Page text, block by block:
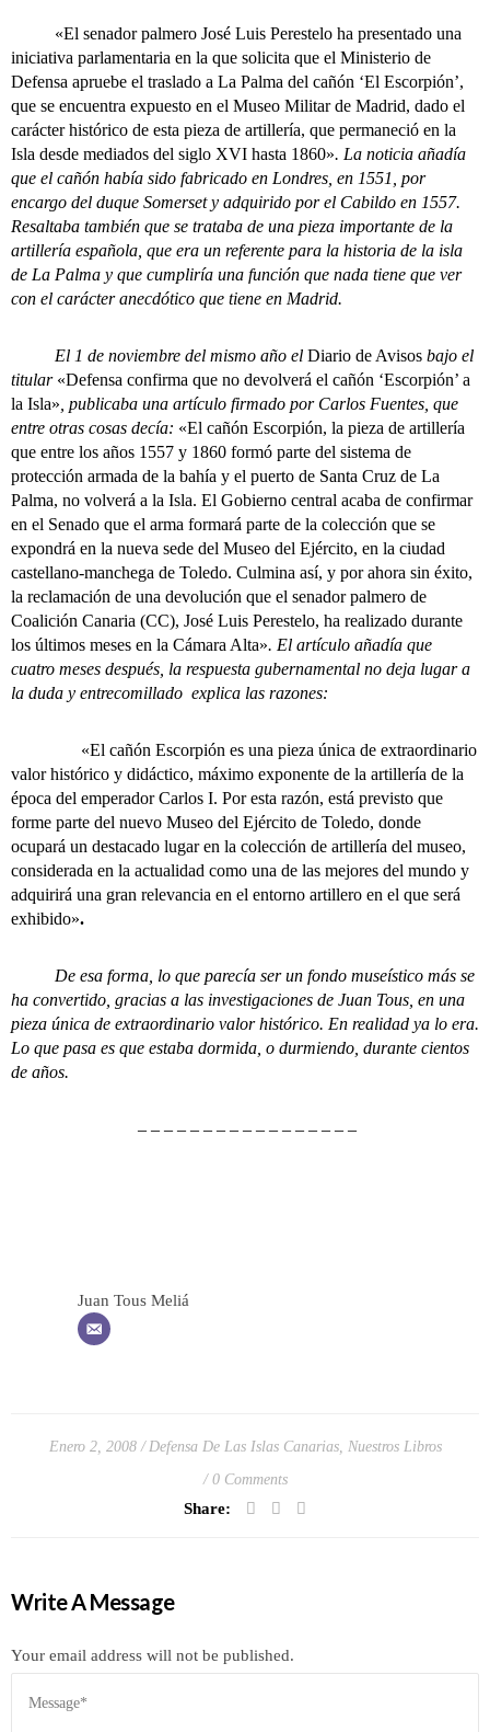
«El senador palmero José Luis Perestelo ha presentado una
iniciativa parlamentaria en la que solicita que el Ministerio de
Defensa apruebe el traslado a La Palma del cañón ‘El Escorpión’,
que se encuentra expuesto en el Museo Militar de Madrid, dado el
carácter histórico de esta pieza de artillería, que permaneció en la
Isla desde mediados del siglo XVI hasta 1860». La noticia añadía
que el cañón había sido fabricado en Londres, en 1551, por
encargo del duque Somerset y adquirido por el Cabildo en 1557.
Resaltaba también que se trataba de una pieza importante de la
artillería española, que era un referente para la historia de la isla
de La Palma y que cumpliría una función que nada tiene que ver
con el carácter anecdótico que tiene en Madrid.
El 1 de noviembre del mismo año el Diario de Avisos bajo el
titular «Defensa confirma que no devolverá el cañón ‘Escorpión’ a
la Isla» , publicaba una artículo firmado por Carlos Fuentes, que
entre otras cosas decía: «El cañón Escorpión, la pieza de artillería
que entre los años 1557 y 1860 formó parte del sistema de
protección armada de la bahía y el puerto de Santa Cruz de La
Palma, no volverá a la Isla. El Gobierno central acaba de confirmar
en el Senado que el arma formará parte de la colección que se
expondrá en la nueva sede del Museo del Ejército, en la ciudad
castellano-manchega de Toledo. Culmina así, y por ahora sin éxito,
la reclamación de una devolución que el senador palmero de
Coalición Canaria (CC), José Luis Perestelo, ha realizado durante
los últimos meses en la Cámara Alta». El artículo añadía que
cuatro meses después, la respuesta gubernamental no deja lugar a
la duda y entrecomillado explica las razones:
«El cañón Escorpión es una pieza única de extraordinario
valor histórico y didáctico, máximo exponente de la artillería de la
época del emperador Carlos I. Por esta razón, está previsto que
forme parte del nuevo Museo del Ejército de Toledo, donde
ocupará un destacado lugar en la colección de artillería del museo,
considerada en la actualidad como una de las mejores del mundo y
adquirirá una gran relevancia en el entorno artillero en el que será
exhibido».
De esa forma, lo que parecía ser un fondo museístico más se
ha convertido, gracias a las investigaciones de Juan Tous, en una
pieza única de extraordinario valor histórico. En realidad ya lo era.
Lo que pasa es que estaba dormida, o durmiendo, durante cientos
de años.
– – – – – – – – – – – – – – – – –
Juan Tous Meliá
Enero 2, 2008 Defensa De Las Islas Canarias, Nuestros Libros
0 Comments
Share:
Write A Message
Your email address will not be published.